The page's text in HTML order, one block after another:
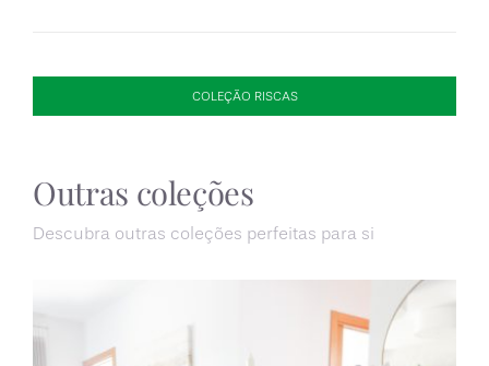
COLEÇÃO RISCAS
Outras coleções
Descubra outras coleções perfeitas para si